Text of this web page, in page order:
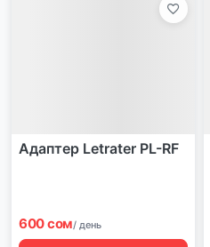
Адаптер Letrater PL-RF
600 сом/ день